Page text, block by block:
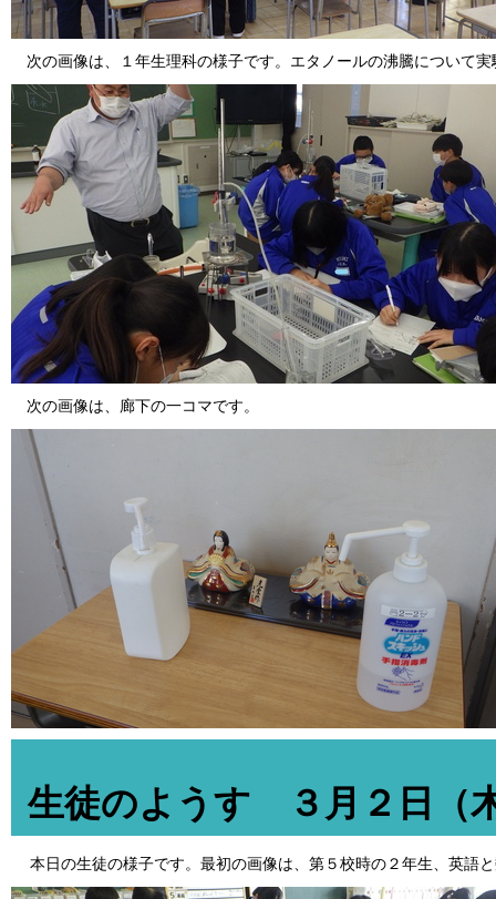
次の画像は、１年生理科の様子です。エタノールの沸騰について
次の画像は、廊下の一コマです。
生徒のようす ３月２日（
本日の生徒の様子です。最初の画像は、第５校時の２年生、英語